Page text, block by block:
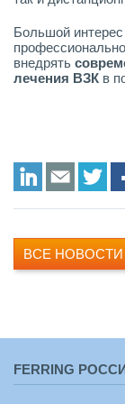
Большой
внедрять
лечения ВЗК в
ВСЕ НОВОСТИ
FERRING